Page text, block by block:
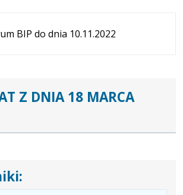
BIP do dnia 10.11.2022
Z DNIA 18 MARCA